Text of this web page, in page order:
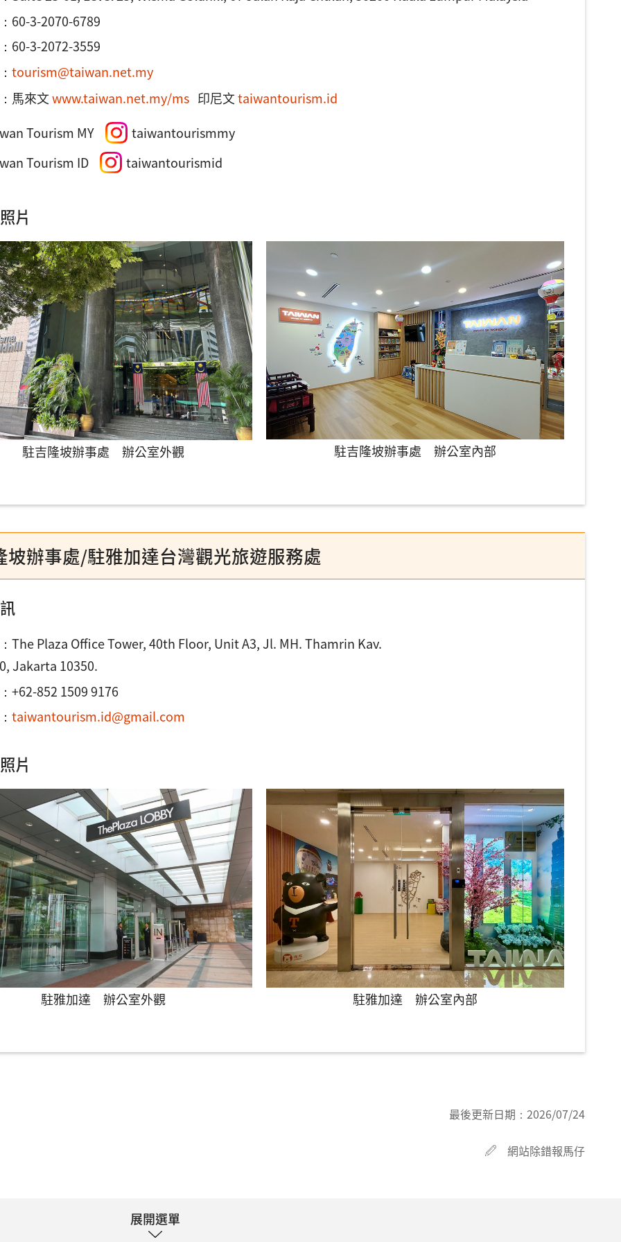
60-3-2070-6789
60-3-2072-3559
tourism@taiwan.net.my
馬來文www.taiwan.net.my/ms印尼文taiwantourism.id
Tourism MY
taiwantourismmy
Tourism ID
taiwantourismid
片
駐吉隆坡辦事處 辦公室外觀 駐吉隆坡辦事處 辦公室內部
坡辦事處/駐雅加達台灣觀光旅遊服務處
The Plaza Office Tower, 40th Floor, Unit A3, Jl. MH. Thamrin Kav.
Jakarta 10350.
+62-852 1509 9176
taiwantourism.id@gmail.com
片
駐雅加達 辦公室外觀 駐雅加達 辦公室內部
最後更新日期： 2026/07/24
網站除錯報馬仔
展開選單